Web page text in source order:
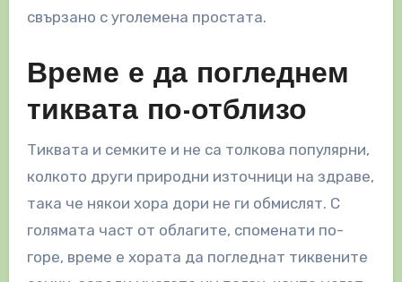
свързано с уголемена простата.
Време е да погледнем
тиквата по-отблизо
Тиквата и семките и не са толкова популярни,
колкото други природни източници на здраве,
така че някои хора дори не ги обмислят. С
голямата част от облагите, споменати по-
горе, време е хората да погледнат тиквените